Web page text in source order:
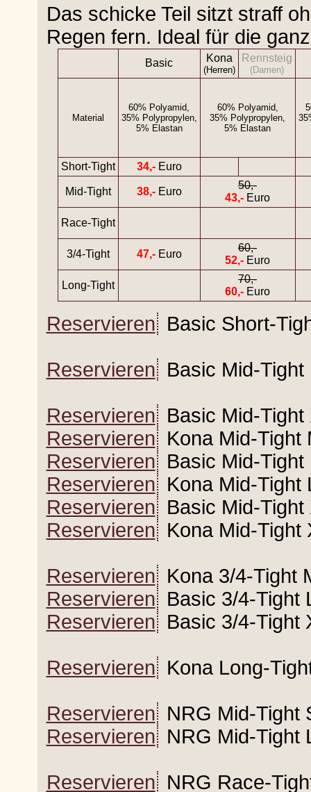
Das schicke Teil sitzt straff
Regen fern. Ideal für die
Basic Kona
(Herren)
Rennsteig
(Damen)
Material
60% Polyamid,
35% Polypropylen,
5% Elastan
60% Polyamid,
35% Polypropylen,
5% Elastan
Short-Tight 34,-Euro
Mid-Tight 38,-Euro
50,-
43,- Euro
Race-Tight
3/4-Tight 47,-Euro
60,-
52,- Euro
Long-Tight
70,-
60,- Euro
Reservieren Basic Short-
Reservieren Basic Mid-
Reservieren Basic Mid-
Reservieren Kona Mid-Tight
Reservieren Basic Mid-
Reservieren Kona Mid-Tight
Reservieren Basic Mid-
Reservieren Kona Mid-Tight
Reservieren Kona 3/4-Tight
Reservieren Basic 3/4-Tight
Reservieren Basic 3/4-Tight
Reservieren Kona Long-
Reservieren NRG Mid-Tight
Reservieren NRG Mid-Tight
Reservieren NRG Race-